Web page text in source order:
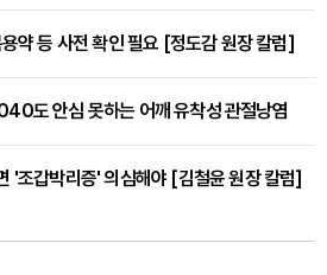
약 등 사전 확인 필요 [정도감 원장 칼럼]
도 안심 못하는 어깨 유착성 관절낭염
'조갑박리증' 의심해야 [김철윤 원장 칼럼]